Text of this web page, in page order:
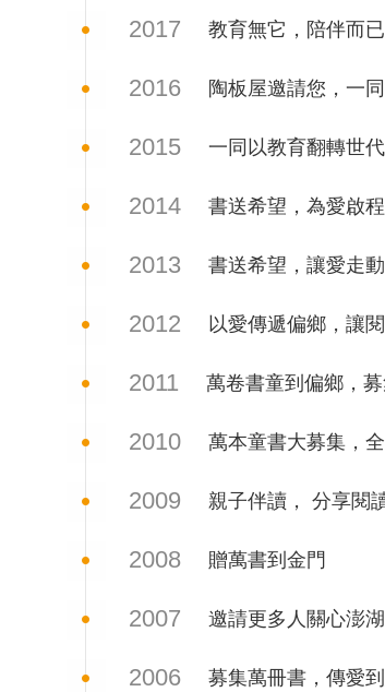
2017 教育無它，陪伴而已
2016 陶板屋邀請您，一
2015 一同以教育翻轉世
2014 書送希望，為愛啟程
2013 書送希望，讓愛走動
2012 以愛傳遞偏鄉，讓
2011 萬卷書童到偏鄉，
2010 萬本童書大募集，
2009 親子伴讀， 分享閱
2008 贈萬書到金門
2007 邀請更多人關心澎
2006 募集萬冊書，傳愛